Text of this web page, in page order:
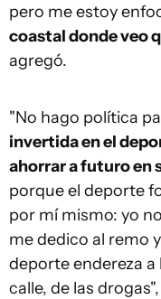
pero me estoy
coastal donde veo
agregó.
"No hago política
invertida en el
ahorrar a futuro en
porque el deporte
por mí mismo: yo
me dedico al remo
deporte endereza a
calle, de las